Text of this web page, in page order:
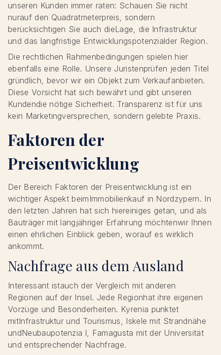
unseren Kunden immer raten: Schauen Sie nicht
nurauf den Quadratmeterpreis, sondern
berücksichtigen Sie auch dieLage, die Infrastruktur
und das langfristige Entwicklungspotenzialder Region.
Die rechtlichen Rahmenbedingungen spielen hier
ebenfalls eine Rolle. Unsere Juristenprüfen jeden Titel
gründlich, bevor wir ein Objekt zum Verkaufanbieten.
Diese Vorsicht hat sich bewährt und gibt unseren
Kundendie nötige Sicherheit. Transparenz ist für uns
kein Marketingversprechen, sondern gelebte Praxis.
Faktoren der
Preisentwicklung
Der Bereich Faktoren der Preisentwicklung ist ein
wichtiger Aspekt beimImmobilienkauf in Nordzypern. In
den letzten Jahren hat sich hiereiniges getan, und als
Bauträger mit langjähriger Erfahrung möchtenwir Ihnen
einen ehrlichen Einblick geben, worauf es wirklich
ankommt.
Nachfrage aus dem Ausland
Interessant istauch der Vergleich mit anderen
Regionen auf der Insel. Jede Regionhat ihre eigenen
Vorzüge und Besonderheiten. Kyrenia punktet
mitInfrastruktur und Tourismus, Iskele mit Strandnähe
undNeubaupotenzia l, Famagusta mit der Universität
und entsprechender Nachfrage.